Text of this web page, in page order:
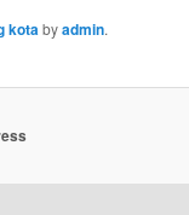
kotabyadmin.